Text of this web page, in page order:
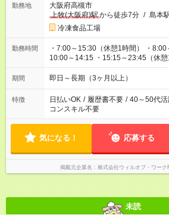
勤務地
大阪府高槻市
上牧(大阪府)駅から徒歩7分 / 島本
冷凍食品工場
勤務時間
・7:00～15:30（休憩1時間） ・8:00
10:00～14:15 ・15:15～23:45（休
1:15（休憩1時間） ・19:00～22:00
期間 即日～長期（3ヶ月以上）
特徴 日払いOK / 履歴書不要 / 40～50代活
コンスキル不要
気になる！ 応募する
掲載元企業名 株式会社ウィルオブ・ワーク
未読